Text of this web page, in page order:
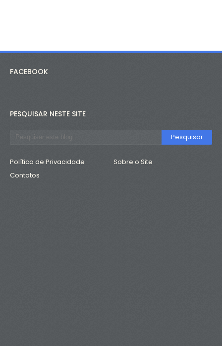
FACEBOOK
PESQUISAR NESTE SITE
Política de Privacidade
Sobre o Site
Contatos